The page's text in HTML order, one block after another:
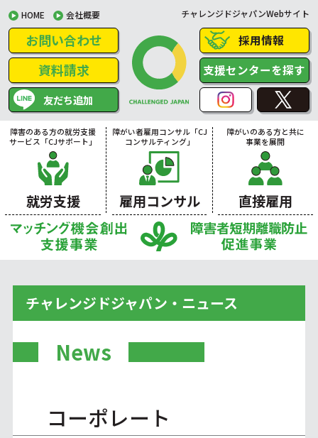
HOME 会社概要 チャレンジドジャパンWebサイト
お問い合わせ
資料請求
友だち追加
採用情報
支援センターを探す
障害のある方の就労支援
サービス「CJサポート」
就労支援
障がい者雇用コンサル「CJ
コンサルティング」
雇用コンサル
障がいのある方と共に
事業を展開
直接雇用
チャレンジドジャパン・ニュース
News
コーポレート